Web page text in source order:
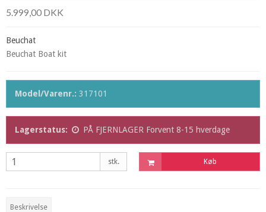
5.999,00 DKK
Beuchat
Beuchat Boat kit
Model/Varenr.: 317101
Lagerstatus: PÅ FJERNLAGER Forvent 8-15 hverdage
stk. Køb
Beskrivelse